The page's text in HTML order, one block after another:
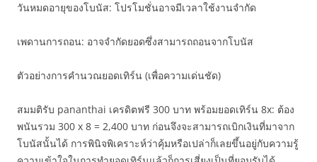
วันหมดอายุของโบนัส: โปรโมชั่นอาจมีเวลาใช้งานจำกัด
เพดานการถอน: อาจจำกัดยอดซึ่งสามารถถอนจากโบนัส
ตัวอย่างการคำนวณยอดเทิร์น (เพื่อความเด่นชัด)
สมมติรับ pananthai เครดิตฟรี 300 บาท พร้อมยอดเทิร์น 8x: ต้อง
พนันรวม 300 x 8 = 2,400 บาท ก่อนจึงจะสามารถเบิกเงินที่มาจาก
โบนัสนั้นได้ การพินิจพิเคราะห์ว่าคุ้มหรือเปล่าก็เลยขึ้นอยู่กับความรู้